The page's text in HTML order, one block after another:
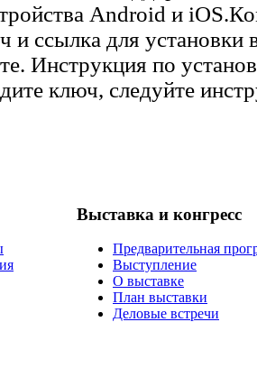
Android и
и ссылка для установки
Инструкция по
ключ, следуйте
Выставка и конгресс
Предварительная
Выступление
О выставке
План выставки
Деловые встречи